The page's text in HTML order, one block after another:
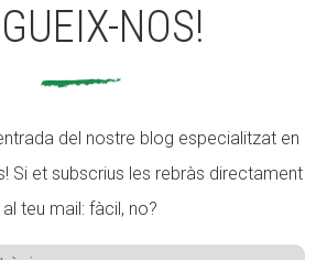
NOS!
del nostre blog especialitzat en
Si et subscrius les rebràs directament
al teu mail: fàcil, no?